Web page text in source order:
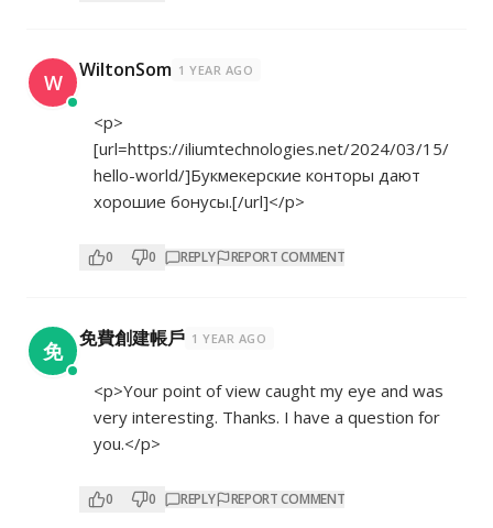
W WiltonSom 1 YEAR AGO
<p>
[url=https://iliumtechnologies.net/2024/03/15/
hello-world/]Букмекерские конторы дают
хорошие бонусы.[/url]</p>
0 0 REPLY REPORT COMMENT
免 免費創建帳戶 1 YEAR AGO
<p>Your point of view caught my eye and was
very interesting. Thanks. I have a question for
you.</p>
0 0 REPLY REPORT COMMENT